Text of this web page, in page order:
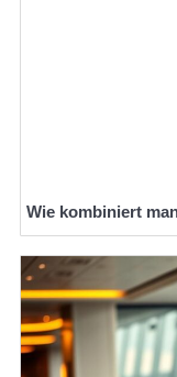
Wie kombiniert